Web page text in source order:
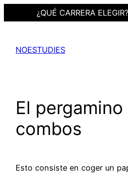
¿QUÉ CARRERA ELEGIR?
contenido
NOESTUDIES
El pergamino
combos
Esto consiste en coger un